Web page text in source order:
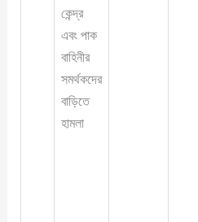
কেন্দ্র
এবং পাক
বাহিনীর
সমর্থকদের
বাড়িতে
হামলা